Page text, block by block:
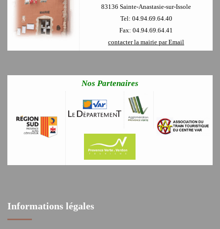
83136 Sainte-Anastasie-sur-Issole
Tel: 04.94.69.64.40
Fax: 04.94.69.64.41
contacter la mairie par Email
Nos Partenaires
Informations légales